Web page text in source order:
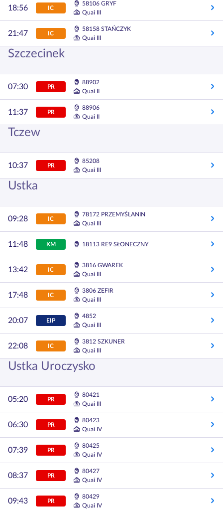
18:56 IC
58106 GRYF
Quai III
21:47 IC
58158 STAŃCZYK
Quai III
Szczecinek
07:30 PR
88902
Quai II
11:37 PR
88906
Quai II
Tczew
10:37 PR
85208
Quai III
Ustka
09:28 IC
78172 PRZEMYŚLANIN
Quai III
11:48 KM 18113 RE9 SŁONECZNY
13:42 IC
3816 GWAREK
Quai III
17:48 IC
3806 ZEFIR
Quai III
20:07 EIP
4852
Quai III
22:08 IC
3812 SZKUNER
Quai III
Ustka Uroczysko
05:20 PR
80421
Quai III
06:30 PR
80423
Quai IV
07:39 PR
80425
Quai IV
08:37 PR
80427
Quai IV
09:43 PR
80429
Quai IV